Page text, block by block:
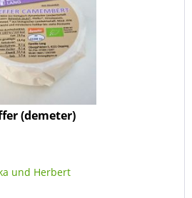
(demeter)
und Herbert